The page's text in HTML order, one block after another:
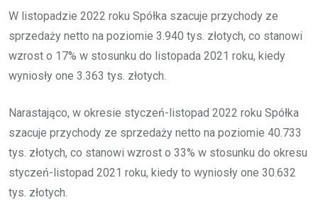
W listopadzie 2022 roku Spółka szacuje przychody ze
sprzedaży netto na poziomie 3.940 tys. złotych, co stanowi
wzrost o 17% w stosunku do listopada 2021 roku, kiedy
wyniosły one 3.363 tys. złotych.
Narastająco, w okresie styczeń-listopad 2022 roku Spółka
szacuje przychody ze sprzedaży netto na poziomie 40.733
tys. złotych, co stanowi wzrost o 33% w stosunku do okresu
styczeń-listopad 2021 roku, kiedy to wyniosły one 30.632
tys. złotych.